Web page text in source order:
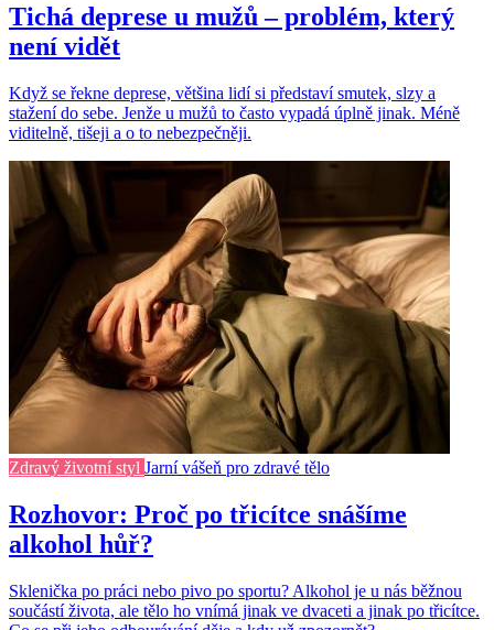
Tichá deprese u mužů – problém, který
není vidět
Když se řekne deprese, většina lidí si představí smutek, slzy a
stažení do sebe. Jenže u mužů to často vypadá úplně jinak. Méně
viditelně, tišeji a o to nebezpečněji.
Zdravý životní styl Jarní vášeň pro zdravé tělo
Rozhovor: Proč po třicítce snášíme
alkohol hůř?
Sklenička po práci nebo pivo po sportu? Alkohol je u nás běžnou
součástí života, ale tělo ho vnímá jinak ve dvaceti a jinak po třicítce.